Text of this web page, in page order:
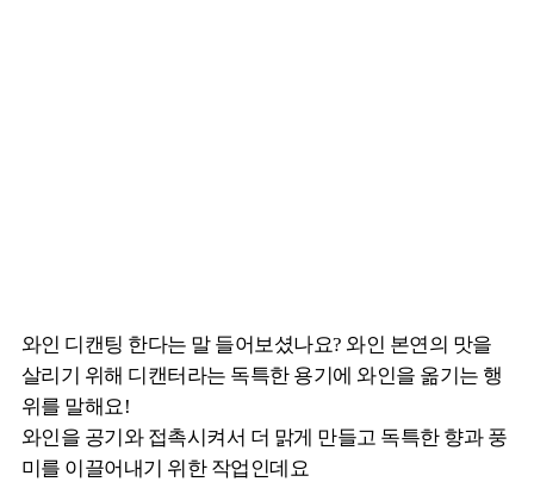
와인 디캔팅 한다는 말 들어보셨나요? 와인 본연의 맛을
살리기 위해 디캔터라는 독특한 용기에 와인을 옮기는 행
위를 말해요!
와인을 공기와 접촉시켜서 더 맑게 만들고 독특한 향과 풍
미를 이끌어내기 위한 작업인데요